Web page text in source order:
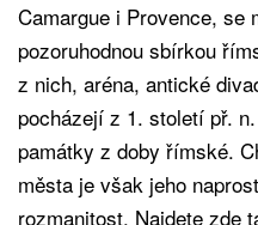
Camargue i Provence, se
pozoruhodnou sbírkou
z nich, aréna, antické
pocházejí z 1. století př.
památky z doby římské.
města je však jeho
rozmanitost. Najdete zde